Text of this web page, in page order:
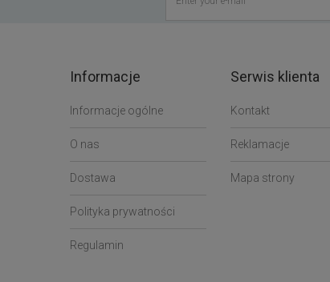
Informacje
Informacje ogólne
O nas
Dostawa
Polityka prywatności
Regulamin
Serwis klienta
Kontakt
Reklamacje
Mapa strony